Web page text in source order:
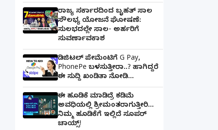
ರಾಜ್ಯ ಸರ್ಕಾರದಿಂದ ಬೃಹತ್ ಸಾಲ
ಸೌಲಭ್ಯ ಯೋಜನೆ ಘೋಷಣೆ:
ಸುಲಭದಲ್ಲೇ ಸಾಲ- ಅರ್ಹರಿಗೆ
ಸುವರ್ಣಾವಕಾಶ
ಡಿಜಿಟಲ್ ಪೇಮೆಂಟಿಗೆ G Pay,
PhonePe ಬಳಸುತ್ತೀರಾ..? ಹಾಗಿದ್ದರೆ
ಈ ಸುದ್ದಿ ಖಂಡಿತಾ ನೋಡಿ...
ಈ ಹೂಡಿಕೆ ಮಾಡಿದ್ರೆ ಕಡಿಮೆ
ಅವಧಿಯಲ್ಲಿ ಶ್ರೀಮಂತರಾಗುತ್ತೀರಿ...
ನಿಮ್ಮ ಹೂಡಿಕೆಗೆ ಇಲ್ಲಿದೆ ಸೂಪರ್
ಚಾಯ್ಸ್‌!